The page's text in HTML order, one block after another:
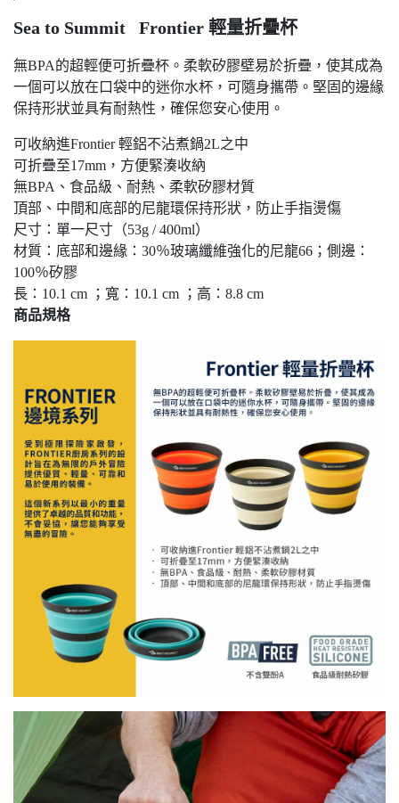
Sea to Summit Frontier 輕量折疊杯
無BPA的超輕便可折疊杯。柔軟矽膠壁易於折疊，使其成為
一個可以放在口袋中的迷你水杯，可隨身攜帶。堅固的邊緣
保持形狀並具有耐熱性，確保您安心使用。
可收納進Frontier 輕鋁不沾煮鍋2L之中
可折疊至17mm，方便緊湊收納
無BPA、食品級、耐熱、柔軟矽膠材質
頂部、中間和底部的尼龍環保持形狀，防止手指燙傷
尺寸：單一尺寸（53g / 400ml）
材質：底部和邊緣：30％玻璃纖維強化的尼龍66；側邊：
100％矽膠
長：10.1 cm ；寬：10.1 cm ；高：8.8 cm
商品規格